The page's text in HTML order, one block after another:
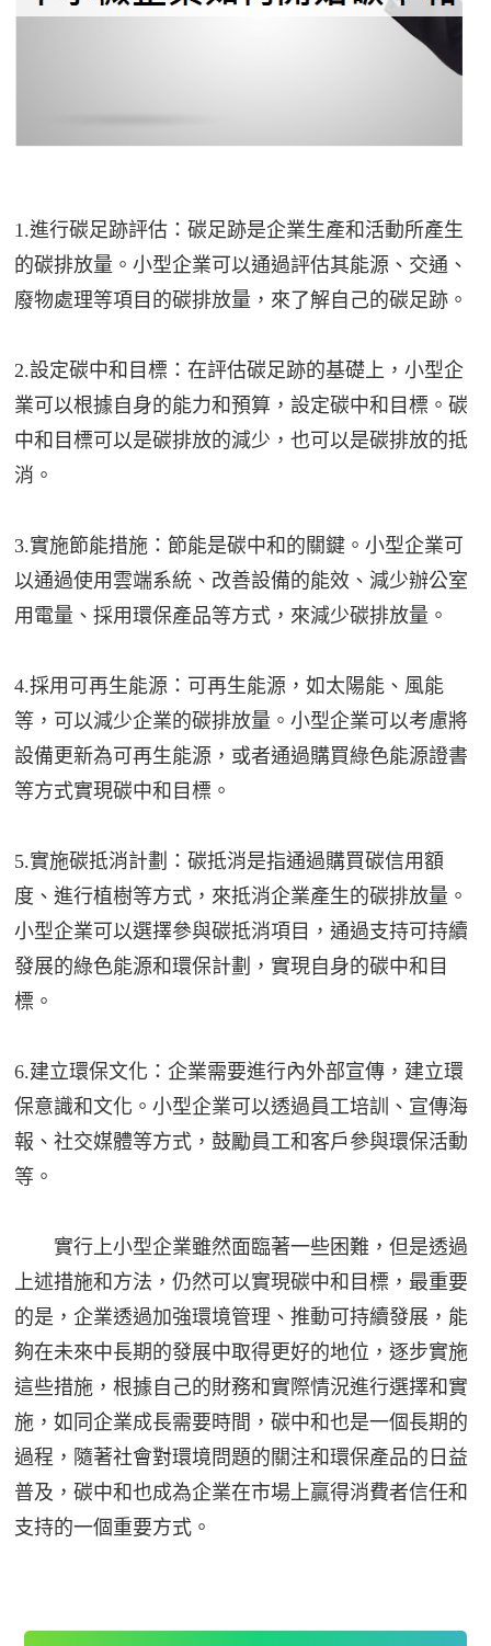
1.進行碳足跡評估：碳足跡是企業生產和活動所產生
的碳排放量。小型企業可以通過評估其能源、交通、
廢物處理等項目的碳排放量，來了解自己的碳足跡。
2.設定碳中和目標：在評估碳足跡的基礎上，小型企
業可以根據自身的能力和預算，設定碳中和目標。碳
中和目標可以是碳排放的減少，也可以是碳排放的抵
消。
3.實施節能措施：節能是碳中和的關鍵。小型企業可
以通過使用雲端系統、改善設備的能效、減少辦公室
用電量、採用環保產品等方式，來減少碳排放量。
4.採用可再生能源：可再生能源，如太陽能、風能
等，可以減少企業的碳排放量。小型企業可以考慮將
設備更新為可再生能源，或者通過購買綠色能源證書
等方式實現碳中和目標。
5.實施碳抵消計劃：碳抵消是指通過購買碳信用額
度、進行植樹等方式，來抵消企業產生的碳排放量。
小型企業可以選擇參與碳抵消項目，通過支持可持續
發展的綠色能源和環保計劃，實現自身的碳中和目
標。
6.建立環保文化：企業需要進行內外部宣傳，建立環
保意識和文化。小型企業可以透過員工培訓、宣傳海
報、社交媒體等方式，鼓勵員工和客戶參與環保活動
等。
實行上小型企業雖然面臨著一些困難，但是透過
上述措施和方法，仍然可以實現碳中和目標，最重要
的是，企業透過加強環境管理、推動可持續發展，能
夠在未來中長期的發展中取得更好的地位，逐步實施
這些措施，根據自己的財務和實際情況進行選擇和實
施，如同企業成長需要時間，碳中和也是一個長期的
過程，隨著社會對環境問題的關注和環保產品的日益
普及，碳中和也成為企業在市場上贏得消費者信任和
支持的一個重要方式。